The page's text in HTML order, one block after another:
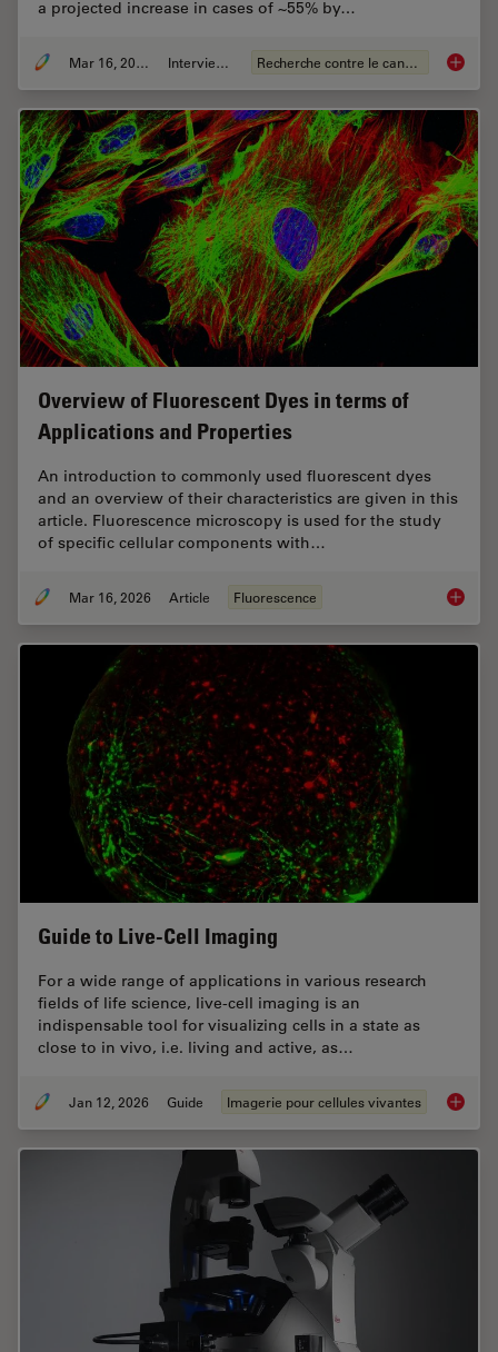
a projected increase in cases of ~55% by…
Mar 16, 2026 Interviews Recherche contre le cancer
Overview of Fluorescent Dyes in terms of
Applications and Properties
An introduction to commonly used fluorescent dyes
and an overview of their characteristics are given in this
article. Fluorescence microscopy is used for the study
of specific cellular components with…
Mar 16, 2026 Article Fluorescence
Guide to Live-Cell Imaging
For a wide range of applications in various research
fields of life science, live-cell imaging is an
indispensable tool for visualizing cells in a state as
close to in vivo, i.e. living and active, as…
Jan 12, 2026 Guide Imagerie pour cellules vivantes Guide